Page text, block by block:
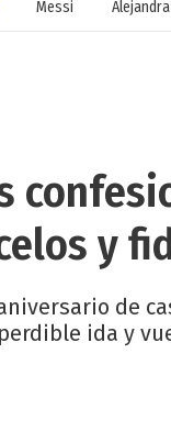
Messi
y
de
ida y